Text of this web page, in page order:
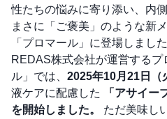
性たちの悩みに寄り添い、内
まさに「ご褒美」のような新
「プロマール」に登場しました
REDAS株式会社が運営する
ル」では、 2025年10月21日（
液ケアに配慮した
「アサイー
を開始しました。
ただ美味し